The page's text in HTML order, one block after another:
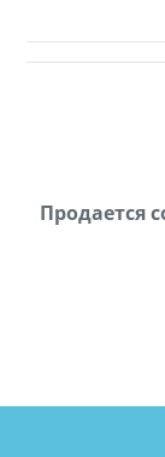
Продается
В городе
cдается в